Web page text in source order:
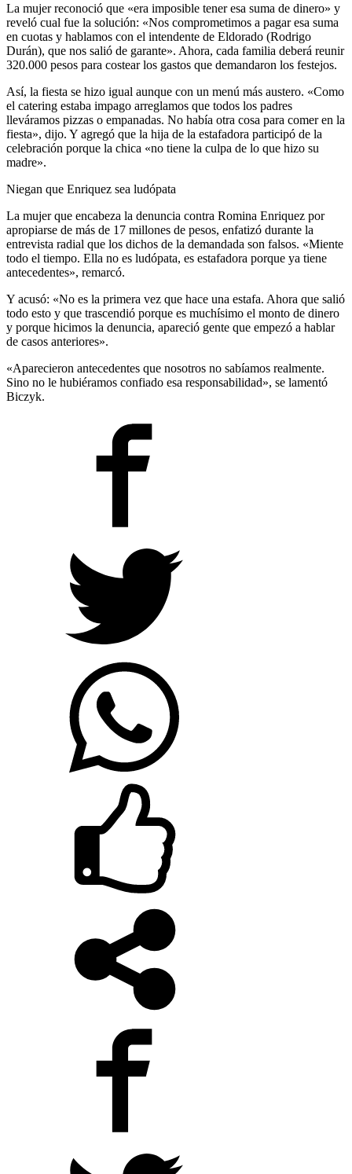
La mujer reconoció que «era imposible tener esa suma de dinero» y
reveló cual fue la solución: «Nos comprometimos a pagar esa suma
en cuotas y hablamos con el intendente de Eldorado (Rodrigo
Durán), que nos salió de garante». Ahora, cada familia deberá reunir
320.000 pesos para costear los gastos que demandaron los festejos.
Así, la fiesta se hizo igual aunque con un menú más austero. «Como
el catering estaba impago arreglamos que todos los padres
lleváramos pizzas o empanadas. No había otra cosa para comer en la
fiesta», dijo. Y agregó que la hija de la estafadora participó de la
celebración porque la chica «no tiene la culpa de lo que hizo su
madre».
Niegan que Enriquez sea ludópata
La mujer que encabeza la denuncia contra Romina Enriquez por
apropiarse de más de 17 millones de pesos, enfatizó durante la
entrevista radial que los dichos de la demandada son falsos. «Miente
todo el tiempo. Ella no es ludópata, es estafadora porque ya tiene
antecedentes», remarcó.
Y acusó: «No es la primera vez que hace una estafa. Ahora que salió
todo esto y que trascendió porque es muchísimo el monto de dinero
y porque hicimos la denuncia, apareció gente que empezó a hablar
de casos anteriores».
«Aparecieron antecedentes que nosotros no sabíamos realmente.
Sino no le hubiéramos confiado esa responsabilidad», se lamentó
Biczyk.